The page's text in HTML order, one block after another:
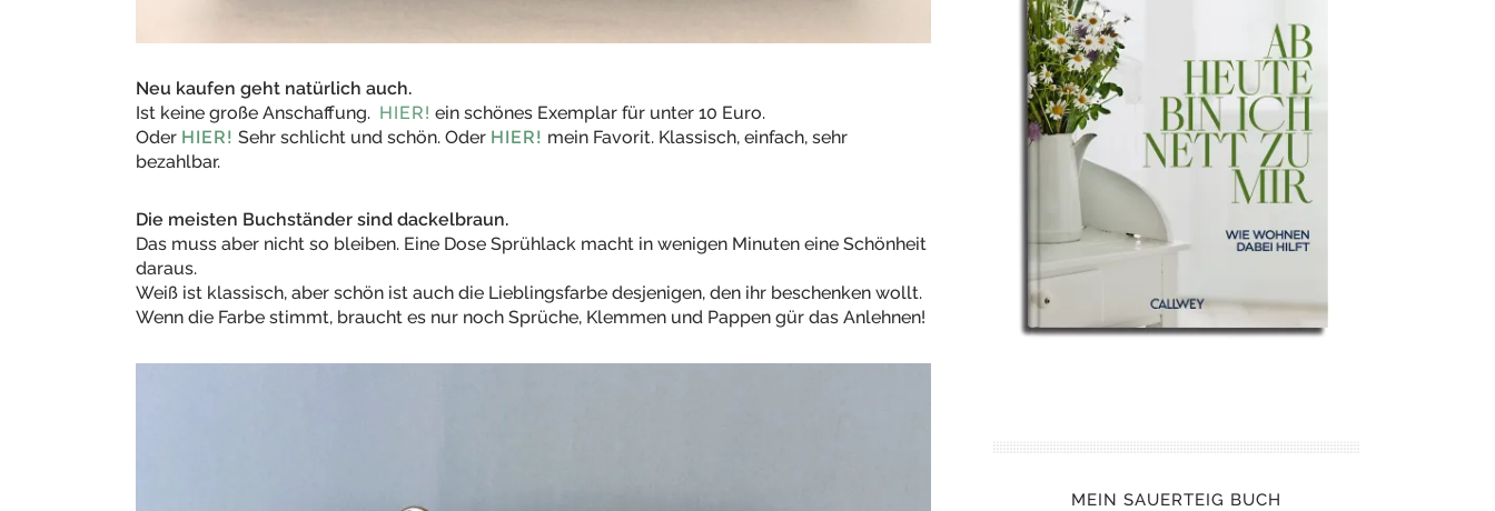
Neu kaufen geht natürlich auch.
Ist keine große Anschaffung. HIER! ein schönes Exemplar für unter 10 Euro.
Oder HIER! Sehr schlicht und schön. Oder HIER! mein Favorit. Klassisch, einfach, sehr
bezahlbar.
Die meisten Buchständer sind dackelbraun.
Das muss aber nicht so bleiben. Eine Dose Sprühlack macht in wenigen Minuten eine Schönheit
daraus.
Weiß ist klassisch, aber schön ist auch die Lieblingsfarbe desjenigen, den ihr beschenken wollt.
Wenn die Farbe stimmt, braucht es nur noch Sprüche, Klemmen und Pappen gür das Anlehnen!
MEIN SAUERTEIG BUCH